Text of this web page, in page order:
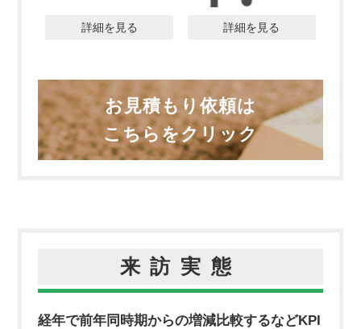
詳細を見る 詳細を見る
お見積もり依頼は
こちらをクリック
来訪実態
経年で前年同時期からの増減比較するなどKPI